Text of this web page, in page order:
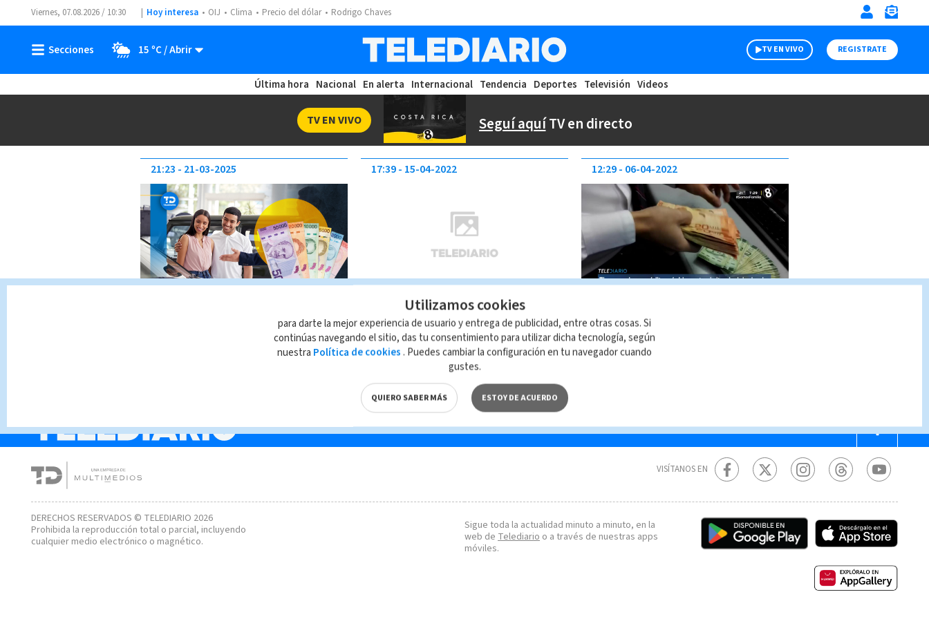
Viernes, 07.08.2026 / 10:30 Hoy interesa OIJ Clima Precio del dólar Rodrigo Chaves
15 ºC TV EN VIVO REGISTRATE
Última hora Nacional En alerta Internacional Tendencia Deportes Televisión Videos
Seguí aquíTV en directo
TV EN VIVO
financiamiento de los
bancos para comprar
21:23 21-03-2025
Ticos entre los que más
deudas tienen al morir
17:39 15-04-2022
Ticos acuden a créditos
rápidos ante alto nivel de
deudas
12:29 06-04-2022
DERECHOS RESERVADOS © TELEDIARIO 2026
Prohibida la reproducción total o parcial, incluyendo
cualquier medio electrónico o magnético.
VISÍTANOS EN
Sigue toda la actualidad minuto a minuto, en la
web de Telediario o a través de nuestras apps
móviles.
Utilizamos cookies
para darte la mejor experiencia de usuario y entrega de publicidad, entre otras cosas. Si
continúas navegando el sitio, das tu consentimiento para utilizar dicha tecnología, según
nuestra Política de cookies . Puedes cambiar la configuración en tu navegador cuando
gustes.
QUIERO SABER MÁS ESTOY DE ACUERDO